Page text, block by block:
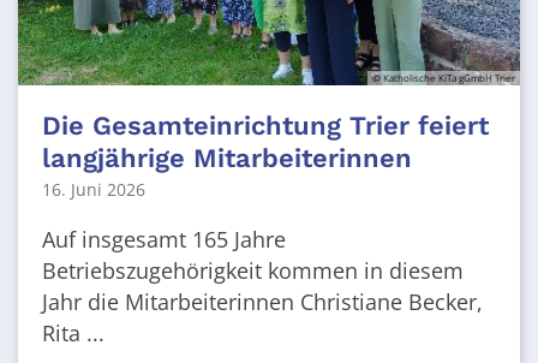
© Katholische KiTa gGmbH Trier
Die Gesamteinrichtung Trier feiert
langjährige Mitarbeiterinnen
16. Juni 2026
Auf insgesamt 165 Jahre
Betriebszugehörigkeit kommen in diesem
Jahr die Mitarbeiterinnen Christiane Becker,
Rita ...